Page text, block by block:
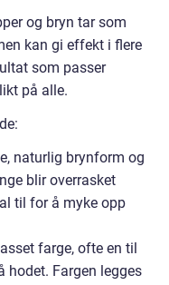
og bryn tar som
kan gi effekt i flere
som passer
på alle.
naturlig brynform og
blir overrasket
til for å myke opp
farge, ofte en til
hodet. Fargen legges